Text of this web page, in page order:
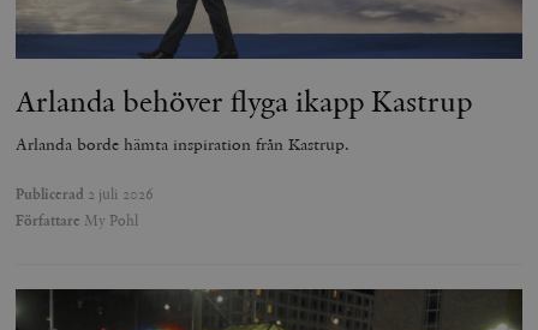
Arlanda behöver flyga ikapp Kastrup
Arlanda borde hämta inspiration från Kastrup.
Publicerad 2 juli 2026
Författare My Pohl